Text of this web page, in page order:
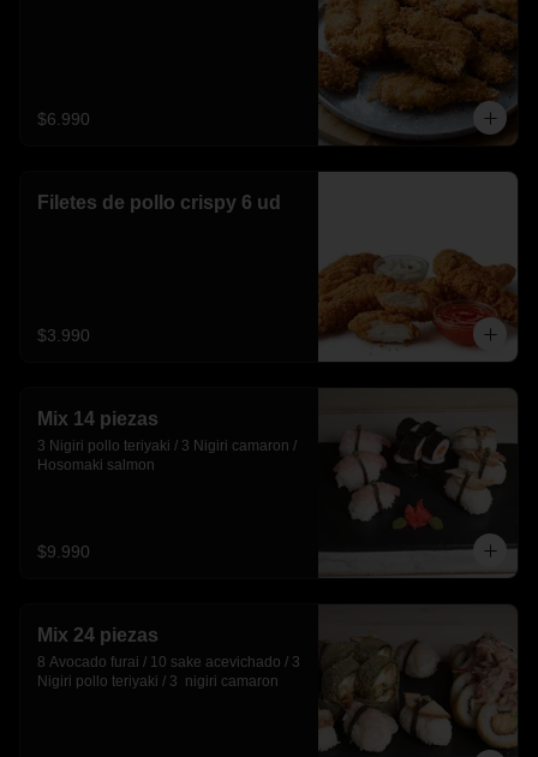
$6.990
Filetes de pollo crispy 6 ud
$3.990
Mix 14 piezas
3 Nigiri pollo teriyaki / 3 Nigiri camaron /
Hosomaki salmon
$9.990
Mix 24 piezas
8 Avocado furai / 10 sake acevichado / 3
Nigiri pollo teriyaki / 3  nigiri camaron